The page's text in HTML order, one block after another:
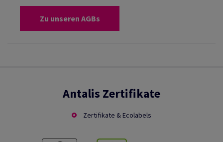
Zu unseren AGBs
Antalis Zertifikate
Zertifikate & Ecolabels